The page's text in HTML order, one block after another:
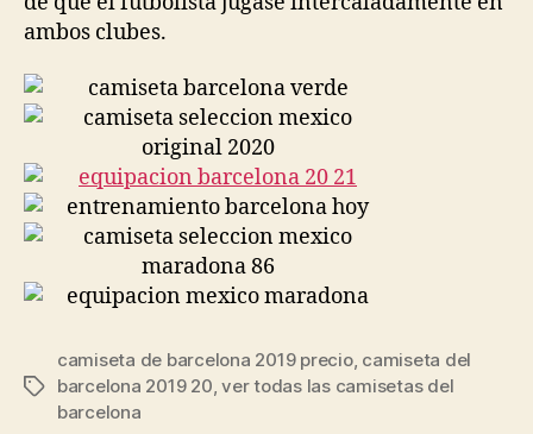
ambos clubes.
Etiquetas
camiseta de barcelona 2019 precio, camiseta del
barcelona 2019 20,ver todas las camisetas del
barcelona